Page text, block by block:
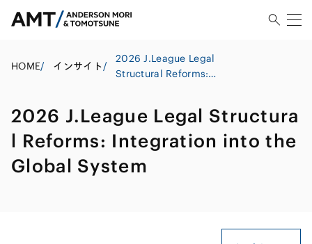
HOME/ インサイト/
2026 J.League Legal
Structural Reforms:
2026 J.League Legal Structura
l Reforms: Integration into the
Global System